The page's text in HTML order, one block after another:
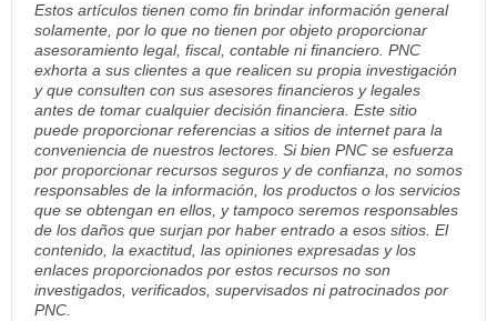
Estos artículos tienen como fin brindar información general
solamente, por lo que no tienen por objeto proporcionar
asesoramiento legal, fiscal, contable ni financiero. PNC
exhorta a sus clientes a que realicen su propia investigación
y que consulten con sus asesores financieros y legales
antes de tomar cualquier decisión financiera. Este sitio
puede proporcionar referencias a sitios de internet para la
conveniencia de nuestros lectores. Si bien PNC se esfuerza
por proporcionar recursos seguros y de confianza, no somos
responsables de la información, los productos o los servicios
que se obtengan en ellos, y tampoco seremos responsables
de los daños que surjan por haber entrado a esos sitios. El
contenido, la exactitud, las opiniones expresadas y los
enlaces proporcionados por estos recursos no son
investigados, verificados, supervisados ni patrocinados por
PNC.